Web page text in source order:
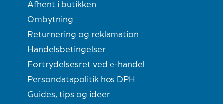
Afhent i butikken
Ombytning
Returnering og reklamation
Handelsbetingelser
Fortrydelsesret ved e-handel
Persondatapolitik hos DPH
Guides, tips og ideer